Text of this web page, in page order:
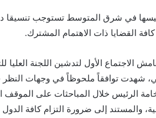
في شرق المتوسط تستوجب تنسيقا
كافة القضايا ذات الاهتمام المشترك.
الاجتماع الأول لتدشين اللجنة
شهدت توافقاً ملحوظاً في وجهات النظر
الرئيس خلال المباحثات على الموقف
إلى ضرورة التزام كافة الدول